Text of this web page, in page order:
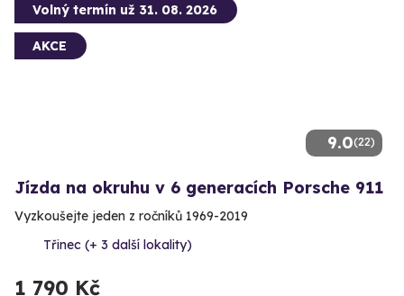
9.0(22)
Volný termín už 31. 08. 2026
AKCE
Jízda na okruhu v 6 generacích Porsche 911
Vyzkoušejte jeden z ročníků 1969-2019
Třinec (+ 3 další lokality)
1 790 Kč